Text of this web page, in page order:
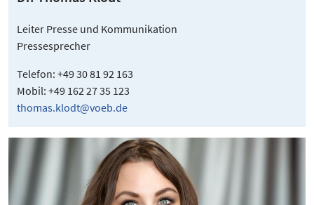
Leiter Presse und Kommunikation
Pressesprecher
Telefon: +49 30 81 92 163
Mobil: +49 162 27 35 123
thomas.klodt@voeb.de